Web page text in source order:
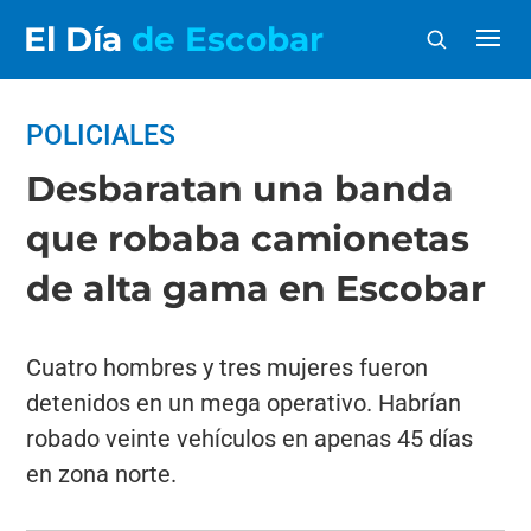
El Día de Escobar
POLICIALES
Desbaratan una banda
que robaba camionetas
de alta gama en Escobar
Cuatro hombres y tres mujeres fueron
detenidos en un mega operativo. Habrían
robado veinte vehículos en apenas 45 días
en zona norte.